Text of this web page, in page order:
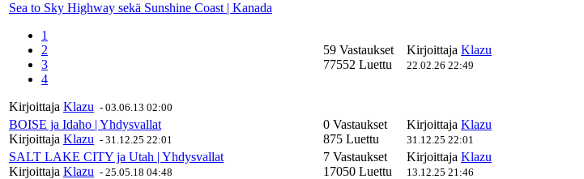
Sea to Sky Highway sekä Sunshine Coast | Kanada
1
2
3
4
Kirjoittaja Klazu - 03.06.13 02:00
59 Vastaukset
77552 Luettu
Kirjoittaja Klazu
22.02.26 22:49
BOISE ja Idaho | Yhdysvallat
Kirjoittaja Klazu - 31.12.25 22:01
0 Vastaukset
875 Luettu
Kirjoittaja Klazu
31.12.25 22:01
SALT LAKE CITY ja Utah | Yhdysvallat
Kirjoittaja Klazu - 25.05.18 04:48
7 Vastaukset
17050 Luettu
Kirjoittaja Klazu
13.12.25 21:46